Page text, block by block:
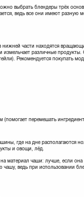
выбрать блендеры трёх
ведь все они имеют разную
нижней части находятся
измельчает различные
Рекомендуется покупать
перемешать
где на дне располагаются
и овощи, лёд.
материал чаши: лучше, если
ведь при использовании